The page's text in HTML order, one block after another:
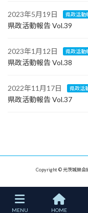
2023年5月19日 県政活動
県政活動報告 Vol.39
2023年1月12日 県政活動
県政活動報告 Vol.38
2022年11月17日 県政活
県政活動報告 Vol.37
Copyright © 元茨城県会
MENU HOME